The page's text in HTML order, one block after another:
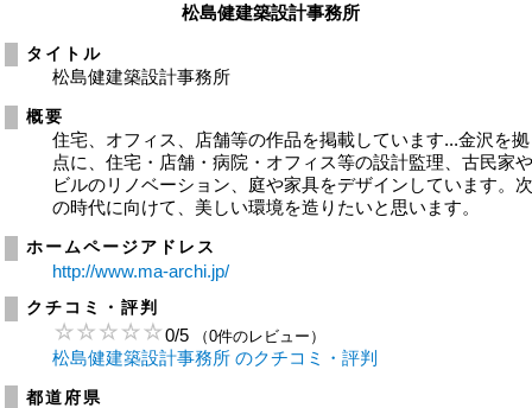
松島健建築設計事務所
タイトル
松島健建築設計事務所
概要
住宅、オフィス、店舗等の作品を掲載しています...金沢を拠
点に、住宅・店舗・病院・オフィス等の設計監理、古民家
ビルのリノベーション、庭や家具をデザインしています。
の時代に向けて、美しい環境を造りたいと思います。
ホームページアドレス
http://www.ma-archi.jp/
クチコミ・評判
0/5 （0件のレビュー）
松島健建築設計事務所 のクチコミ・評判
都道府県